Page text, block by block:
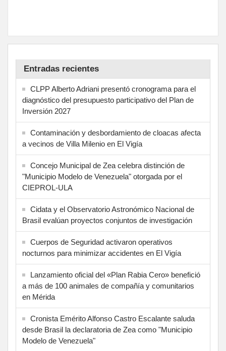
Entradas recientes
CLPP Alberto Adriani presentó cronograma para el
diagnóstico del presupuesto participativo del Plan de
Inversión 2027
Contaminación y desbordamiento de cloacas afecta
a vecinos de Villa Milenio en El Vigía
Concejo Municipal de Zea celebra distinción de
"Municipio Modelo de Venezuela" otorgada por el
CIEPROL-ULA
Cidata y el Observatorio Astronómico Nacional de
Brasil evalúan proyectos conjuntos de investigación
Cuerpos de Seguridad activaron operativos
nocturnos para minimizar accidentes en El Vigía
Lanzamiento oficial del «Plan Rabia Cero» benefició
a más de 100 animales de compañía y comunitarios
en Mérida
Cronista Emérito Alfonso Castro Escalante saluda
desde Brasil la declaratoria de Zea como "Municipio
Modelo de Venezuela"